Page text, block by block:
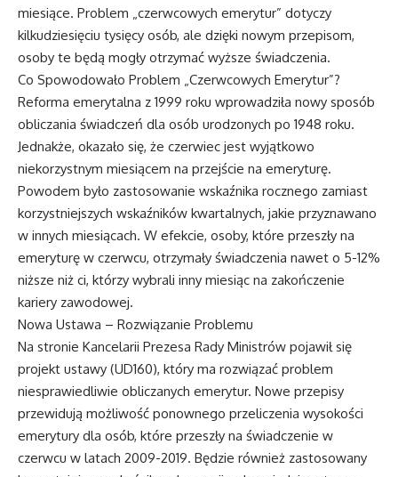
miesiące. Problem „czerwcowych emerytur” dotyczy
kilkudziesięciu tysięcy osób, ale dzięki nowym przepisom,
osoby te będą mogły otrzymać wyższe świadczenia.
Co Spowodowało Problem „Czerwcowych Emerytur”?
Reforma emerytalna z 1999 roku wprowadziła nowy sposób
obliczania świadczeń dla osób urodzonych po 1948 roku.
Jednakże, okazało się, że czerwiec jest wyjątkowo
niekorzystnym miesiącem na przejście na emeryturę.
Powodem było zastosowanie wskaźnika rocznego zamiast
korzystniejszych wskaźników kwartalnych, jakie przyznawano
w innych miesiącach. W efekcie, osoby, które przeszły na
emeryturę w czerwcu, otrzymały świadczenia nawet o 5-12%
niższe niż ci, którzy wybrali inny miesiąc na zakończenie
kariery zawodowej.
Nowa Ustawa – Rozwiązanie Problemu
Na stronie Kancelarii Prezesa Rady Ministrów pojawił się
projekt ustawy (UD160), który ma rozwiązać problem
niesprawiedliwie obliczanych emerytur. Nowe przepisy
przewidują możliwość ponownego przeliczenia wysokości
emerytury dla osób, które przeszły na świadczenie w
czerwcu w latach 2009-2019. Będzie również zastosowany